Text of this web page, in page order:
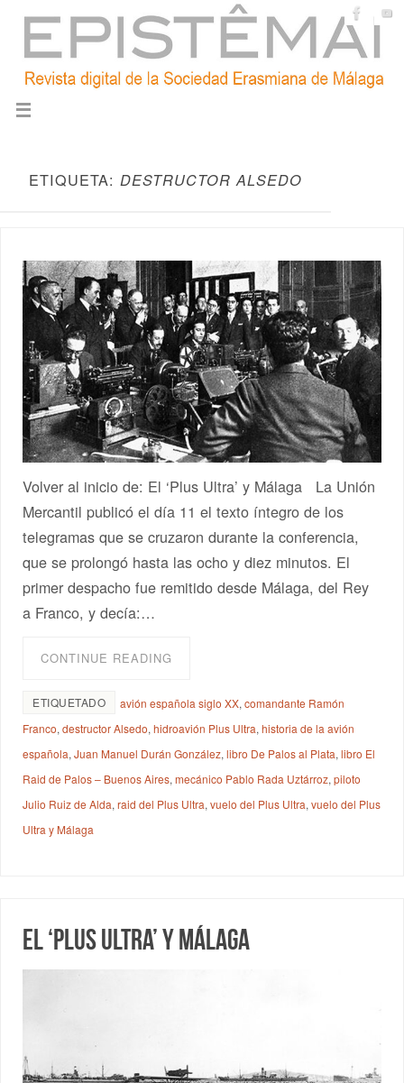
ETIQUETA: DESTRUCTOR ALSEDO
Volver al inicio de: El ‘Plus Ultra’ y Málaga La Unión
Mercantil publicó el día 11 el texto íntegro de los
telegramas que se cruzaron durante la conferencia,
que se prolongó hasta las ocho y diez minutos. El
primer despacho fue remitido desde Málaga, del Rey
a Franco, y decía:…
CONTINUE READING
ETIQUETADO avión española siglo XX,comandante Ramón
Franco,destructor Alsedo,hidroavión Plus Ultra,historia de la avión
española,Juan Manuel Durán González,libro De Palos al Plata,libro El
Raid de Palos – Buenos Aires,mecánico Pablo Rada Uztárroz,piloto
Julio Ruiz de Alda,raid del Plus Ultra,vuelo del Plus Ultra,vuelo del Plus
Ultra y Málaga
El ‘Plus Ultra’ y Málaga